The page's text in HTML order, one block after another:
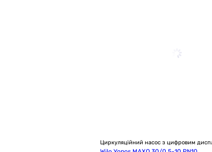
Циркуляційний насос з цифровим